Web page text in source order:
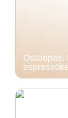
Ostoopas: